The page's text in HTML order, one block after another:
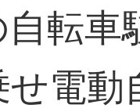
転車
電